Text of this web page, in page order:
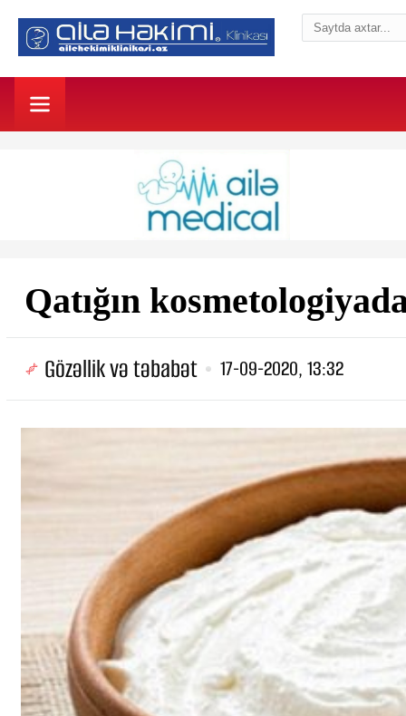
Qatığın
Gözəllik və təbabət 17-09-2020, 13:32